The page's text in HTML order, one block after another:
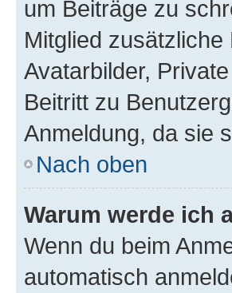
um Beiträge zu
Mitglied
Avatarbilder,
Beitritt zu
Anmeldung, da sie
Nach oben
Warum werde ich
Wenn du beim
automatisch